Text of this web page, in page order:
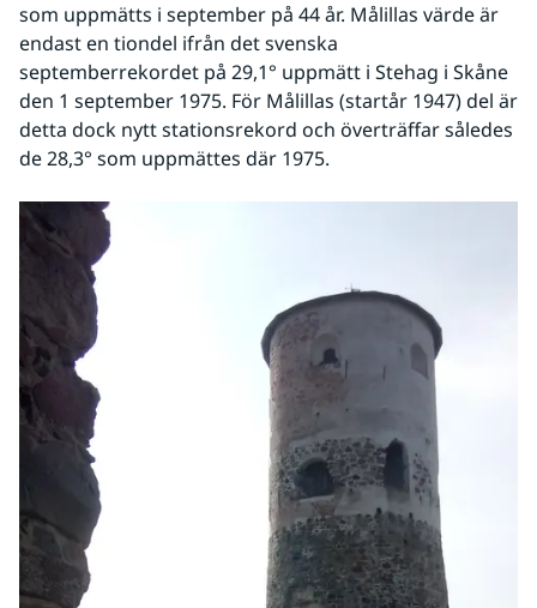
som uppmätts i september på 44 år. Målillas värde är
endast en tiondel ifrån det svenska
septemberrekordet på 29,1° uppmätt i Stehag i Skåne
den 1 september 1975. För Målillas (startår 1947) del är
detta dock nytt stationsrekord och överträffar således
de 28,3° som uppmättes där 1975.